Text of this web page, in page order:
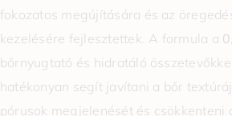
fokozatos megújítására és az
kezelésére fejlesztettek. A formula a
bőrnyugtató és hidratáló
hatékonyan segít javítani a bőr
pórusok megjelenését és csökkenteni